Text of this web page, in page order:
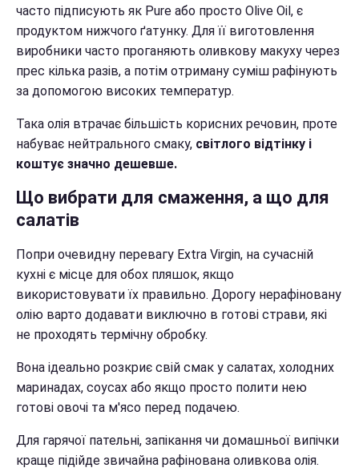
часто підписують як Pure або просто Olive Oil, є
продуктом нижчого ґатунку. Для її виготовлення
виробники часто проганяють оливкову макуху через
прес кілька разів, а потім отриману суміш рафінують
за допомогою високих температур.
Така олія втрачає більшість корисних речовин, проте
набуває нейтрального смаку, світлого відтінку і
коштує значно дешевше.
Що вибрати для смаження, а що для
салатів
Попри очевидну перевагу Extra Virgin, на сучасній
кухні є місце для обох пляшок, якщо
використовувати їх правильно. Дорогу нерафіновану
олію варто додавати виключно в готові страви, які
не проходять термічну обробку.
Вона ідеально розкриє свій смак у салатах, холодних
маринадах, соусах або якщо просто полити нею
готові овочі та м'ясо перед подачею.
Для гарячої пательні, запікання чи домашньої випічки
краще підійде звичайна рафінована оливкова олія.